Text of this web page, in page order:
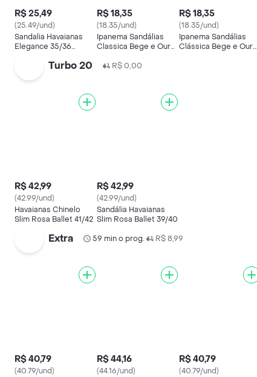
R$ 25,49
(25.49/und)
Sandalia Havaianas
Elegance 35/36
R$ 18,35
(18.35/und)
Ipanema Sandálias
Classica Bege e Ouro
R$ 18,35
(18.35/und)
Ipanema Sandálias
Clássica Bege e Ouro
Turbo 20 R$ 0,00
R$ 42,99
(42.99/und)
Havaianas Chinelo
Slim Rosa Ballet 41/42
R$ 42,99
(42.99/und)
Sandália Havaianas
Slim Rosa Ballet 39/40
Extra 59 min o prog.• R$ 8,99
R$ 40,79
(40.79/und)
R$ 44,16
(44.16/und)
R$ 40,79
(40.79/und)